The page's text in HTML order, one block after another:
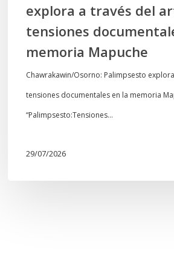
memoria
Mapuche
explora a través del
tensiones
memoria Mapuche
Chawrakawin/Osorno: Palimpsesto
tensiones documentales en la memoria
“Palimpsesto:Tensiones…
29/07/2026